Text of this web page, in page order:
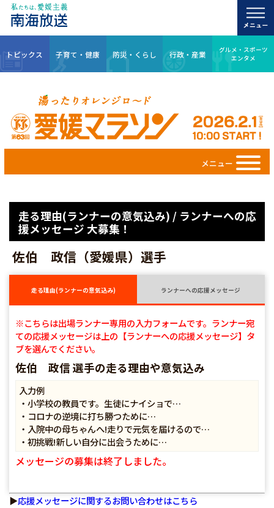
トピックス 子育て・健康 防災・くらし 行政・産業
グルメ・スポーツ
エンタメ
メニュー
走る理由(ランナーの意気込み) / ランナーへの応
援メッセージ 大募集！
佐伯 政信（愛媛県）選手
走る理由(ランナーの意気込み) ランナーへの応援メッセージ
※こちらは出場ランナー専用の入力フォームです。ランナー宛
ての応援メッセージは上の【ランナーへの応援メッセージ】タ
ブを選んでください。
佐伯 政信 選手の走る理由や意気込み
入力例
・小学校の教員です。生徒にナイショで…
・コロナの逆境に打ち勝つために…
・入院中の母ちゃんへ!走りで元気を届けるので…
・初挑戦!新しい自分に出会うために…
メッセージの募集は終了しました。
▶応援メッセージに関するお問い合わせはこちら